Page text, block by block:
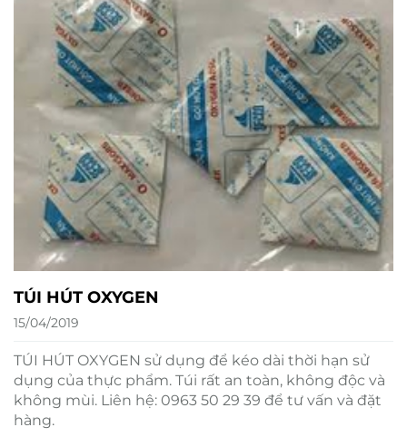
TÚI HÚT OXYGEN
15/04/2019
TÚI HÚT OXYGEN sử dụng để kéo dài thời hạn sử
dụng của thực phẩm. Túi rất an toàn, không độc và
không mùi. Liên hệ: 0963 50 29 39 để tư vấn và đặt
hàng.